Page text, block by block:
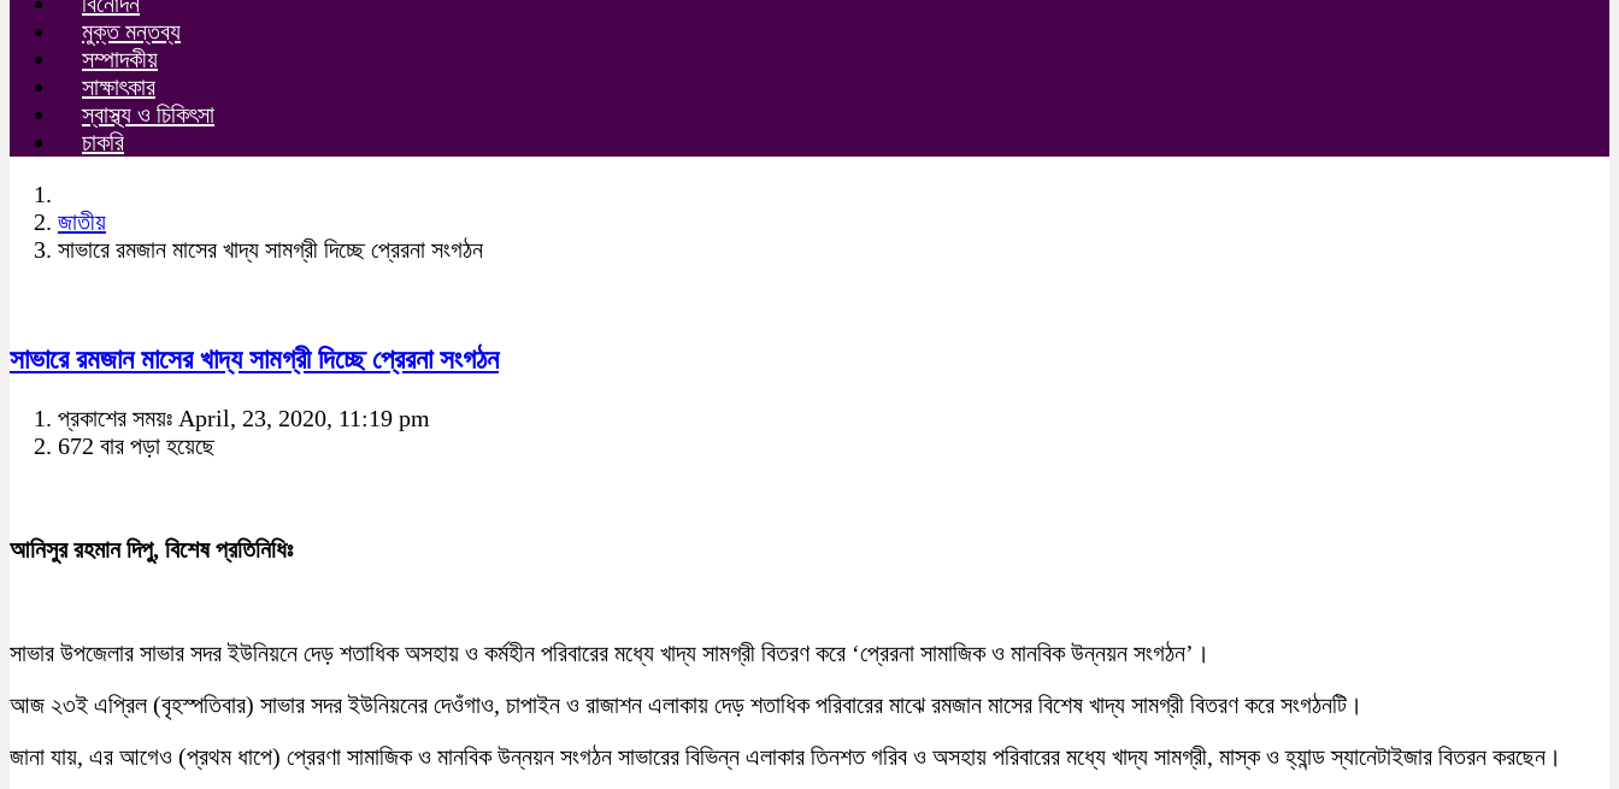
মুক্ত মন্তব্য
সম্পাদকীয়
সাক্ষাৎকার
স্বাস্থ্য ও চিকিৎসা
চাকরি
জাতীয়
সাভারে রমজান মাসের খাদ্য সামগ্রী দিচ্ছে প্রেরনা সংগঠন
সাভারে রমজান মাসের খাদ্য সামগ্রী দিচ্ছে প্রেরনা সংগঠন
প্রকাশের সময়ঃ April, 23, 2020, 11:19 pm
672 বার পড়া হয়েছে
আনিসুর রহমান দিপু, বিশেষ প্রতিনিধিঃ
সাভার উপজেলার সাভার সদর ইউনিয়নে দেড় শতাধিক অসহায় ও কর্মহীন পরিবারের মধ্যে খাদ্য সামগ্রী বিতরণ করে ‘প্রেরনা সামাজিক ও মানবিক উন্নয়ন সংগঠন’।
আজ ২৩ই এপ্রিল (বৃহস্পতিবার) সাভার সদর ইউনিয়নের দেওঁগাও, চাপাইন ও রাজাশন এলাকায় দেড় শতাধিক পরিবারের মাঝে রমজান মাসের বিশেষ খাদ্য সামগ্রী বিতরণ করে সংগঠনটি।
জানা যায়, এর আগেও (প্রথম ধাপে) প্রেরণা সামাজিক ও মানবিক উন্নয়ন সংগঠন সাভারের বিভিন্ন এলাকার তিনশত গরিব ও অসহায় পরিবারের মধ্যে খাদ্য সামগ্রী, মাস্ক ও হ্যান্ড স্যানেটাইজার বিতরন করছেন।